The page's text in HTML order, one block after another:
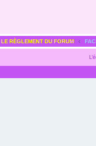
LE RÈGLEMENT DU FORUM ‹